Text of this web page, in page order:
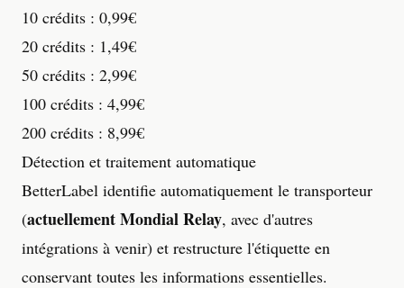
10 crédits : 0,99€
20 crédits : 1,49€
50 crédits : 2,99€
100 crédits : 4,99€
200 crédits : 8,99€
Détection et traitement automatique
BetterLabel identifie automatiquement le transporteur
(actuellement Mondial Relay, avec d'autres
intégrations à venir) et restructure l'étiquette en
conservant toutes les informations essentielles.